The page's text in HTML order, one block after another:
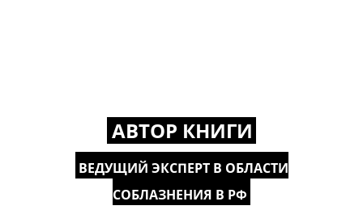
АВТОР КНИГИ
ВЕДУЩИЙ ЭКСПЕРТ В ОБЛАСТИ
СОБЛАЗНЕНИЯ В РФ